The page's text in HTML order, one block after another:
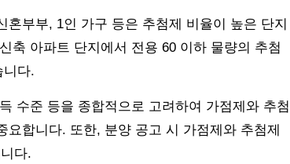
부부, 1인 가구 등은 추첨제 비율이 높은 단지
축 아파트 단지에서 전용 60 이하 물량의 추첨
니다.
수준 등을 종합적으로 고려하여 가점제와 추첨
합니다. 또한, 분양 공고 시 가점제와 추첨제
다.